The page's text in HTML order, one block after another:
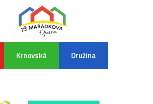
Krnovská Družina